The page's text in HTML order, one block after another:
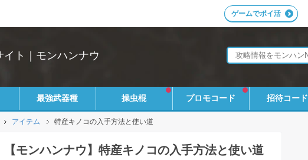
ゲームでポイ活
ト｜モンハンナウ
最強武器種 操虫棍 プロモコード 招待コード
アイテム 特産キノコの入手方法と使い道
【モンハンナウ】特産キノコの入手方法と使い道